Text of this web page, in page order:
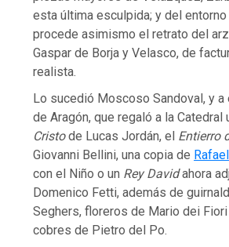
esta última esculpida; y del
procede asimismo el retrato del
Gaspar de Borja y Velasco, de
realista.
Lo sucedió Moscoso Sandoval, y a
de Aragón, que regaló a la Catedral
Cristode Lucas Jordán, el Entierro
Giovanni Bellini, una copia de Rafael
con el Niño o un Rey Davidahora
Domenico Fetti, además de
Seghers, floreros de Mario dei
cobres de Pietro del Po.